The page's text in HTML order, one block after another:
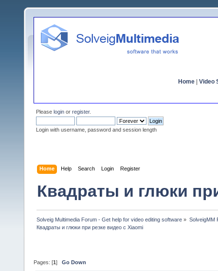
Home Video
Please login or register.
Login with username, password and session length
Home Help Search Login Register
Квадраты и глюки
Solveig Multimedia Forum - Get help for video editing software » SolveigMM
Квадраты и глюки при резке видео с Xiaomi
Pages: [1 ] Go Down